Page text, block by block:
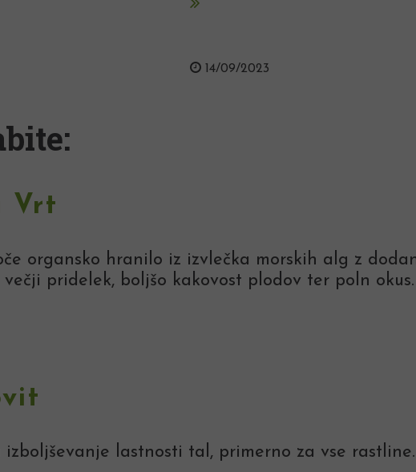
14/09/2023
Vrt
organsko hranilo iz izvlečka morskih alg z
pridelek, boljšo kakovost plodov ter poln okus.
izboljševanje lastnosti tal, primerno za vse rastline.